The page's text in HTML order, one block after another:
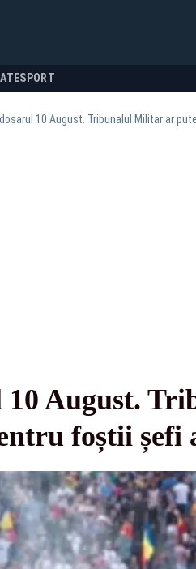
SPORT
10 August. Tribunalul Militar ar
10 August.
foștii